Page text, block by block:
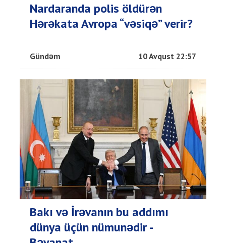
Nardaranda polis öldürən
Hərəkata Avropa “vəsiqə” verir?
Gündəm 10 Avqust 22:57
Bakı və İrəvanın bu addımı
dünya üçün nümunədir -